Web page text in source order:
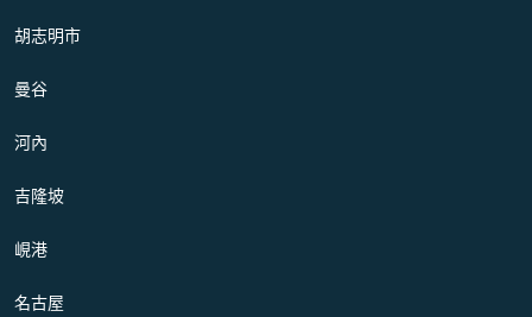
胡志明市
曼谷
河內
吉隆坡
峴港
名古屋